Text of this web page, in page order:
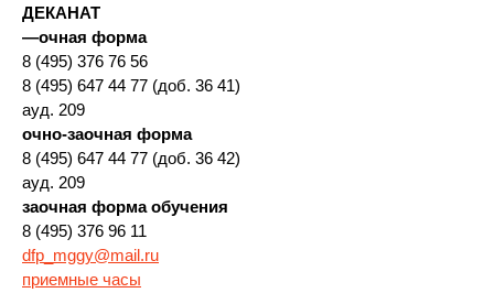
ДЕКАНАТ
—очная форма
8 (495) 376 76 56
8 (495) 647 44 77 (доб. 36 41)
ауд. 209
очно-заочная форма
8 (495) 647 44 77 (доб. 36 42)
ауд. 209
заочная форма обучения
8 (495) 376 96 11
dfp_mggy@mail.ru
приемные часы